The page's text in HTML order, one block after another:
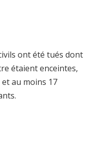
ont été tués dont
étaient enceintes,
au moins 17